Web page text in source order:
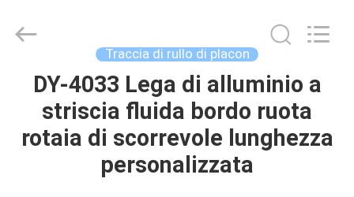
CASA
PRODOTTI
Equipment
Traccia di rullo di placon
DY-4033 Lega di alluminio a
striscia fluida bordo ruota
rotaia di scorrevole lunghezza
personalizzata